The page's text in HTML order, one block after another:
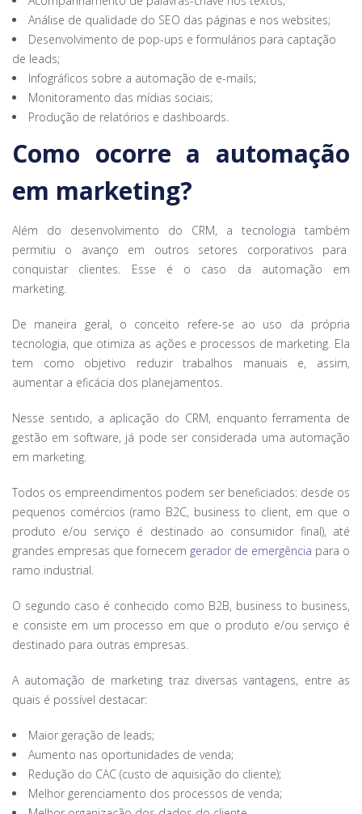
Análise de qualidade do SEO das páginas e nos websites;
Desenvolvimento de pop-ups e formulários para captação
de leads;
Infográficos sobre a automação de e-mails;
Monitoramento das mídias sociais;
Produção de relatórios e dashboards.
Como ocorre a automação
em marketing?
Além do desenvolvimento do CRM, a tecnologia também
permitiu o avanço em outros setores corporativos para
conquistar clientes. Esse é o caso da automação em
marketing.
De maneira geral, o conceito refere-se ao uso da própria
tecnologia, que otimiza as ações e processos de marketing. Ela
tem como objetivo reduzir trabalhos manuais e, assim,
aumentar a eficácia dos planejamentos.
Nesse sentido, a aplicação do CRM, enquanto ferramenta de
gestão em software, já pode ser considerada uma automação
em marketing.
Todos os empreendimentos podem ser beneficiados: desde os
pequenos comércios (ramo B2C, business to client, em que o
produto e/ou serviço é destinado ao consumidor final), até
grandes empresas que fornecem gerador de emergência para o
ramo industrial.
O segundo caso é conhecido como B2B, business to business,
e consiste em um processo em que o produto e/ou serviço é
destinado para outras empresas.
A automação de marketing traz diversas vantagens, entre as
quais é possível destacar:
Maior geração de leads;
Aumento nas oportunidades de venda;
Redução do CAC (custo de aquisição do cliente);
Melhor gerenciamento dos processos de venda;